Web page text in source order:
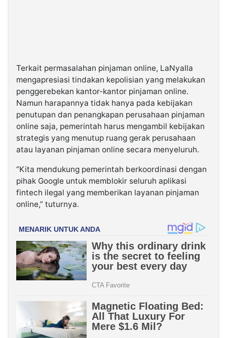
Terkait permasalahan pinjaman online, LaNyalla
mengapresiasi tindakan kepolisian yang melakukan
penggerebekan kantor-kantor pinjaman online.
Namun harapannya tidak hanya pada kebijakan
penutupan dan penangkapan perusahaan pinjaman
online saja, pemerintah harus mengambil kebijakan
strategis yang menutup ruang gerak perusahaan
atau layanan pinjaman online secara menyeluruh.
“Kita mendukung pemerintah berkoordinasi dengan
pihak Google untuk memblokir seluruh aplikasi
fintech ilegal yang memberikan layanan pinjaman
online,” tuturnya.